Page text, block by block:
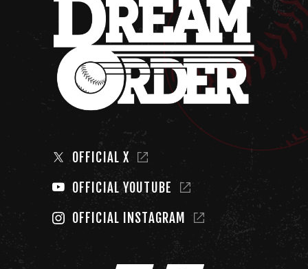
OFFICIAL X
OFFICIAL YOUTUBE
OFFICIAL INSTAGRAM